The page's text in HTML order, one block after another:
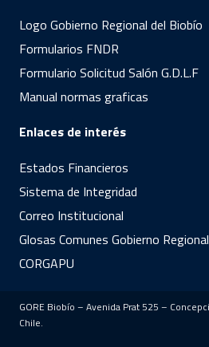
Logo Gobierno Regional del Biobío
Formularios FNDR
Formulario Solicitud Salón G.D.L.F
Manual normas graficas
Enlaces de interés
Estados Financieros
Sistema de Integridad
Correo Institucional
Glosas Comunes Gobierno Regional
CORGAPU
GORE Biobío – Avenida Prat 525 –
Chile.